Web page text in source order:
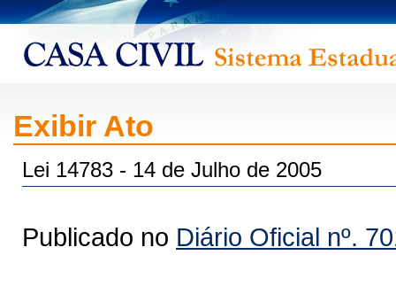
Exibir Ato
Lei 14783 - 14 de Julho de 2005
Publicado no Diário Oficial nº.